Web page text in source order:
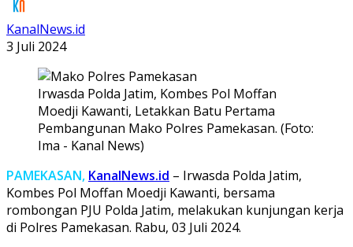
KanalNews.id
3 Juli 2024
Irwasda Polda Jatim, Kombes Pol Moffan
Moedji Kawanti, Letakkan Batu Pertama
Pembangunan Mako Polres Pamekasan. (Foto:
Ima - Kanal News)
PAMEKASAN, KanalNews.id – Irwasda Polda Jatim,
Kombes Pol Moffan Moedji Kawanti, bersama
rombongan PJU Polda Jatim, melakukan kunjungan kerja
di Polres Pamekasan. Rabu, 03 Juli 2024.